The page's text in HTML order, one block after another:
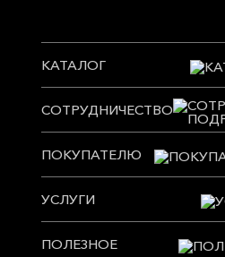
КАТАЛОГ
СОТРУДНИЧЕСТВО
ПОКУПАТЕЛЮ
УСЛУГИ
ПОЛЕЗНОЕ